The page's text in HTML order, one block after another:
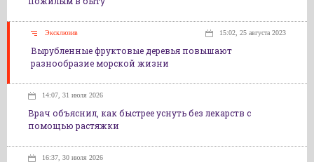
Эксклюзив 15:02, 25 августа 2023
Вырубленные фруктовые деревья повышают
разнообразие морской жизни
14:07, 31 июля 2026
Врач объяснил, как быстрее уснуть без лекарств с
помощью растяжки
16:37, 30 июля 2026